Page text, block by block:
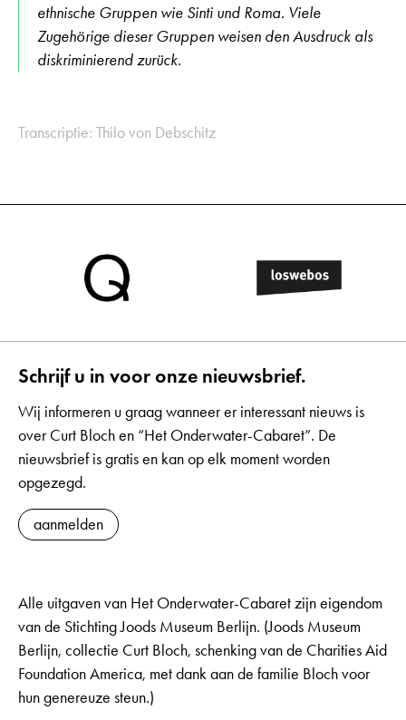
ethnische Gruppen wie Sinti und Roma. Viele
Zugehörige dieser Gruppen weisen den Ausdruck als
diskriminierend zurück.
Transcriptie: Thilo von Debschitz
Schrijf u in voor onze nieuwsbrief.
Wij informeren u graag wanneer er interessant nieuws is
over Curt Bloch en “Het Onderwater-Cabaret”. De
nieuwsbrief is gratis en kan op elk moment worden
opgezegd.
aanmelden
Alle uitgaven van Het Onderwater-Cabaret zijn eigendom
van de Stichting Joods Museum Berlijn. (Joods Museum
Berlijn, collectie Curt Bloch, schenking van de Charities Aid
Foundation America, met dank aan de familie Bloch voor
hun genereuze steun.)